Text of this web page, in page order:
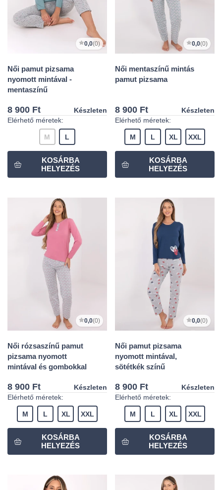
0,0(0)
Női pamut pizsama
nyomott mintával -
mentaszínű
8 900 Ft
Készleten
Elérhető méretek:
M L
0,0(0)
Női mentaszínű mintás
pamut pizsama
8 900 Ft
Készleten
Elérhető méretek:
M L XL XXL
0,0(0)
Női rózsaszínű pamut
pizsama nyomott
mintával és gombokkal
8 900 Ft
Készleten
Elérhető méretek:
M L XL XXL
0,0(0)
Női pamut pizsama
nyomott mintával,
sötétkék színű
8 900 Ft
Készleten
Elérhető méretek:
M L XL XXL